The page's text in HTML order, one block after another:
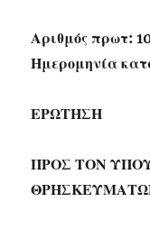
Αριθμός πρωτ:
Ημερομηνία
ΕΡΩΤΗΣΗ
ΠΡΟΣ ΤΟΝ